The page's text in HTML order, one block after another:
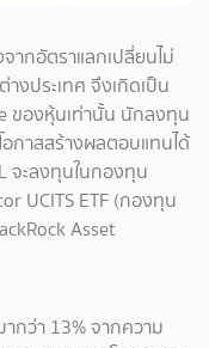
ากอัตราแลกเปลี่ยนไม่
งประเทศ จึงเกิดเป็น
ของหุ้นเท่านั้น นักลงทุน
กาสสร้างผลตอบแทนได้
จะลงทุนในกองทุน
UCITS ETF (กองทุน
Asset
ว่า 13% จากความ